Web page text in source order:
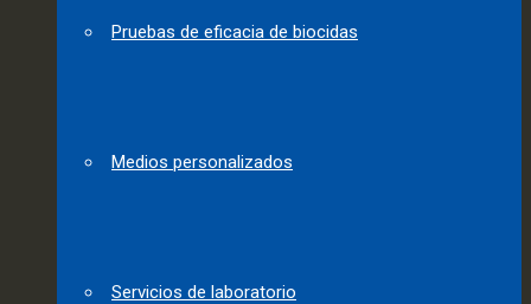
Pruebas de eficacia de biocidas
Medios personalizados
Servicios de laboratorio